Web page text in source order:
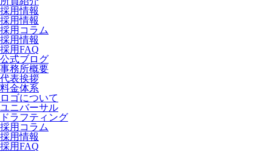
採用情報
採用情報
採用コラム
採用情報
採用FAQ
公式ブログ
事務所概要
代表挨拶
料金体系
ロゴについて
ユニバーサル
ドラフティング
採用コラム
採用情報
採用FAQ